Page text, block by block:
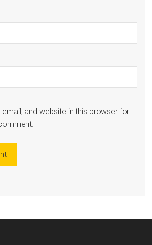
email, and website in this browser for